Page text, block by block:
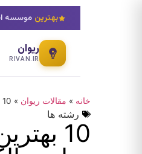
بهترین موسسه
ریوان
RIVAN.IR
خانه » مقالات ریوان » 10 بهترین موسسه انجام پایان نامه رشته فناوری اطلاعات گرایش تجارت الکترونیکی
رشته ها
10